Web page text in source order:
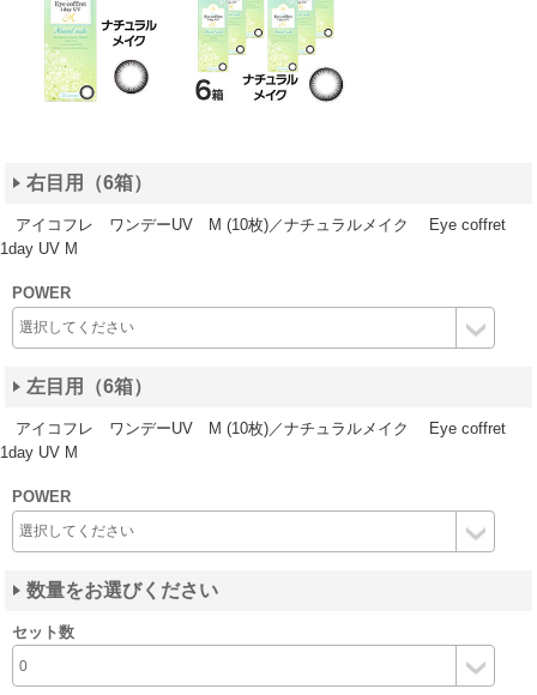
右目用（6箱）
アイコフレ ワンデーUV M (10枚)／ナチュラルメイク Eye coffret
1day UV M
POWER
左目用（6箱）
アイコフレ ワンデーUV M (10枚)／ナチュラルメイク Eye coffret
1day UV M
POWER
数量をお選びください
セット数